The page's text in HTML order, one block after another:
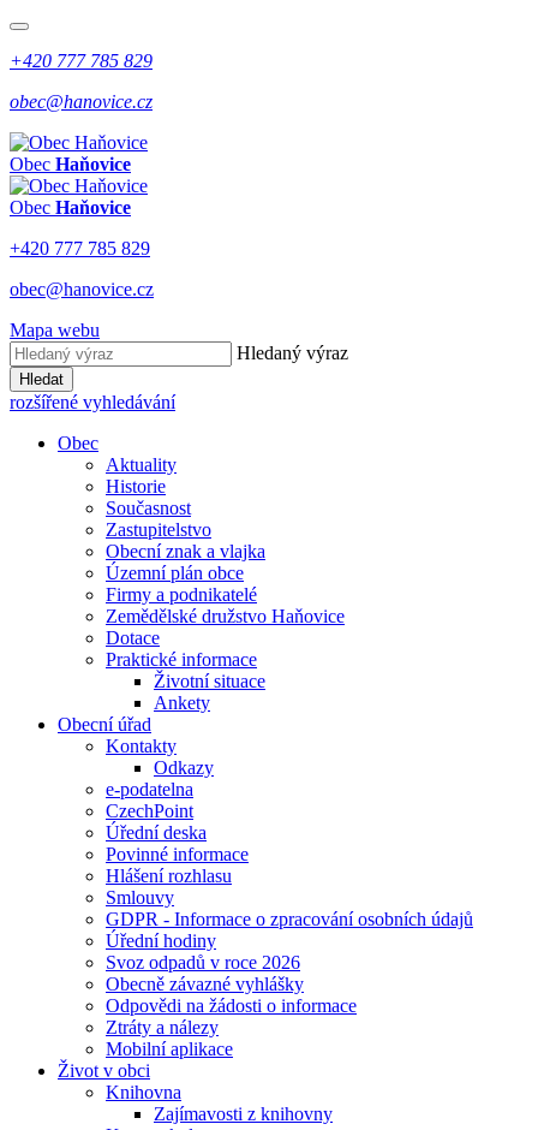
+420 777 785 829
obec@hanovice.cz
Obec Haňovice
Obec Haňovice
+420 777 785 829
obec@hanovice.cz
Mapa webu
Hledaný výraz
Hledat
rozšířené vyhledávání
Obec
Aktuality
Historie
Současnost
Zastupitelstvo
Obecní znak a vlajka
Územní plán obce
Firmy a podnikatelé
Zemědělské družstvo Haňovice
Dotace
Praktické informace
Životní situace
Ankety
Obecní úřad
Kontakty
Odkazy
e-podatelna
CzechPoint
Úřední deska
Povinné informace
Hlášení rozhlasu
Smlouvy
GDPR - Informace o zpracování osobních údajů
Úřední hodiny
Svoz odpadů v roce 2026
Obecně závazné vyhlášky
Odpovědi na žádosti o informace
Ztráty a nálezy
Mobilní aplikace
Život v obci
Knihovna
Zajímavosti z knihovny